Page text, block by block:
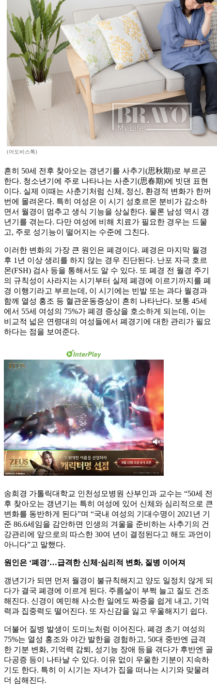
(어도비스톡)
흔히 50세 전후 찾아오는 갱년기를 사추기(思秋期)로 부르곤
한다. 청소년기에 주로 나타나는 사춘기(思春期)에 빗댄 표현
이다. 실제 이때는 사춘기처럼 신체, 정신, 환경적 변화가 한꺼
번에 몰려온다. 특히 여성은 이 시기 성호르몬 분비가 감소하
면서 월경이 멈추고 생식 기능을 상실한다. 물론 남성 역시 갱
년기를 겪는다. 다만 여성에 비해 치료가 필요한 경우는 드물
고, 주로 성기능이 떨어지는 수준에 그친다.
이러한 변화의 가장 큰 원인은 폐경이다. 폐경은 마지막 월경
후 1년 이상 생리를 하지 않는 경우 진단된다. 난포 자극 호르
몬(FSH) 검사 등을 통해서도 알 수 있다. 또 폐경 전 월경 주기
의 규칙성이 사라지는 시기부터 실제 폐경에 이르기까지를 폐
경 이행기라고 부르는데, 이 시기에는 빈발 또는 과다 월경과
함께 열성 홍조 등 혈관운동증상이 흔히 나타난다. 보통 45세
에서 55세 여성의 75%가 폐경 증상을 호소하게 되는데, 이는
비교적 넓은 연령대의 여성들에서 폐경기에 대한 관리가 필요
하다는 점을 보여준다.
송희경 가톨릭대학교 인천성모병원 산부인과 교수는 “50세 전
후 찾아오는 갱년기는 특히 여성에 있어 신체와 심리적으로 큰
변화를 동반하게 된다”며 “국내 여성의 기대수명이 2021년 기
준 86.6세임을 감안하면 인생의 겨울을 준비하는 사추기의 건
강관리에 앞으로의 따스한 30여 년이 결정된다고 해도 과언이
아니다”고 말했다.
원인은 ‘폐경’…급격한 신체·심리적 변화, 질병 이어져
갱년기가 되면 먼저 월경이 불규칙해지고 양도 일정치 않게 되
다가 결국 폐경에 이르게 된다. 주름살이 부쩍 늘고 질도 건조
해진다. 신경이 예민해 사소한 일에도 짜증을 쉽게 내고, 기억
력과 집중력도 떨어진다. 또 자신감을 잃고 우울해지기 쉽다.
더불어 질병 발생이 도미노처럼 이어진다. 폐경 초기 여성의
75%는 열성 홍조와 야간 발한을 경험하고, 50대 중반엔 급격
한 기분 변화, 기억력 감퇴, 성기능 장애 등을 겪다가 후반엔 골
다공증 등이 나타날 수 있다. 이유 없이 우울한 기분이 지속하
기도 한다. 특히 이 시기는 자녀가 집을 떠나는 시기와 맞물려
더 심해진다.